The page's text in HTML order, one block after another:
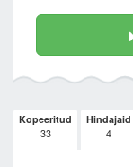
Kopeeritud
33
Hindajaid
4